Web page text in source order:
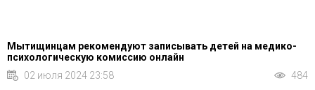
Мытищинцам рекомендуют записывать детей на медико-
психологическую комиссию онлайн
02 июля 2024 23:58
484